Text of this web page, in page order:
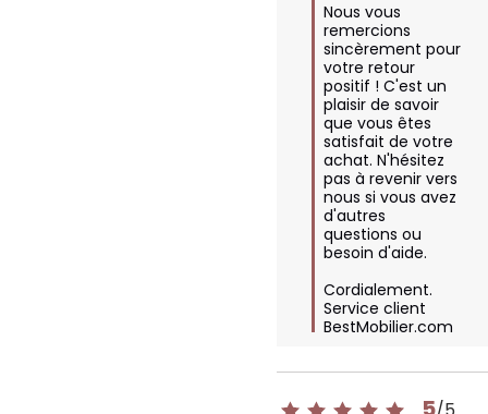
Nous vous
remercions
sincèrement pour
votre retour
positif ! C'est un
plaisir de savoir
que vous êtes
satisfait de votre
achat. N'hésitez
pas à revenir vers
nous si vous avez
d'autres
questions ou
besoin d'aide.
Cordialement.
Service client
BestMobilier.com